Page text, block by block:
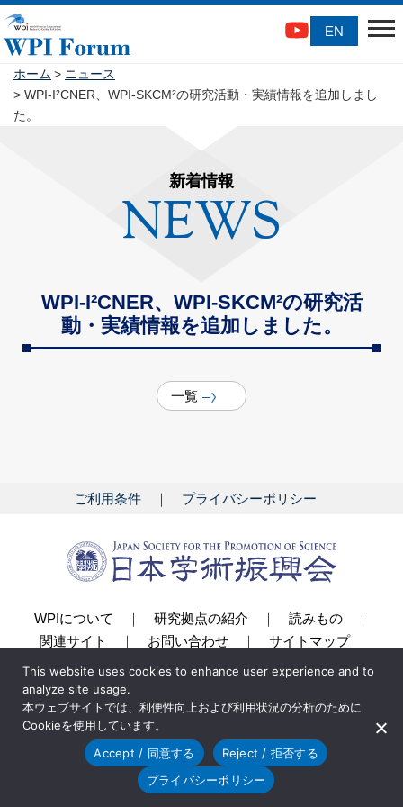
EN
ホーム
ニュース
WPI-I²CNER、WPI-SKCM²の研究活動・実績情報を追加しまし
た。
新着情報
NEWS
WPI-I²CNER、WPI-SKCM²の研究活
動・実績情報を追加しました。
一覧
ご利用条件 プライバシーポリシー
WPIについて 研究拠点の紹介
読みもの
関連サイト
お問い合わせ サイトマップ
© 2018 Japan Society for the Promotion of Science
This website uses cookies to enhance user experience and to
analyze site usage.
本ウェブサイトでは、利便性向上および利用状況の分析のために
Cookieを使用しています。
Accept / 同意する
Reject / 拒否する
プライバシーポリシー